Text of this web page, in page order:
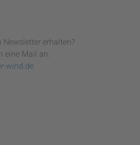
erhalten?
eine Mail an:
wind.de